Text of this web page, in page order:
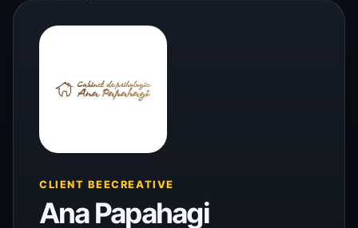
CLIENT BEECREATIVE
Ana Papahagi